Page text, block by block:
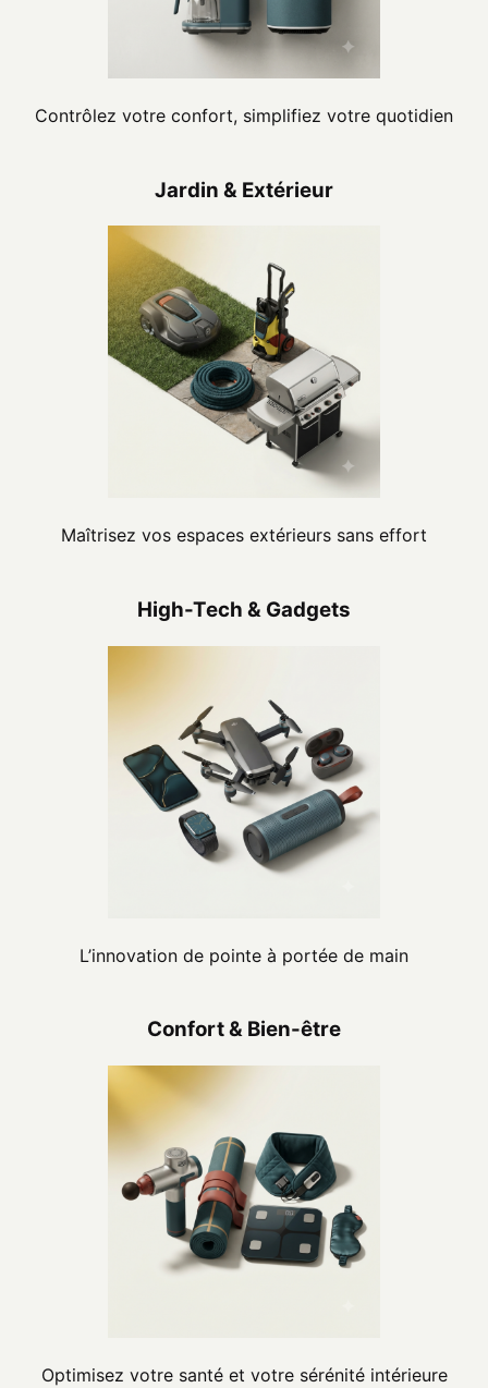
Contrôlez votre confort, simplifiez votre quotidien
Jardin & Extérieur
Maîtrisez vos espaces extérieurs sans effort
High-Tech & Gadgets
L’innovation de pointe à portée de main
Confort & Bien-être
Optimisez votre santé et votre sérénité intérieure